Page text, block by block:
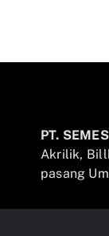
PT.
Akrilik,
pasang